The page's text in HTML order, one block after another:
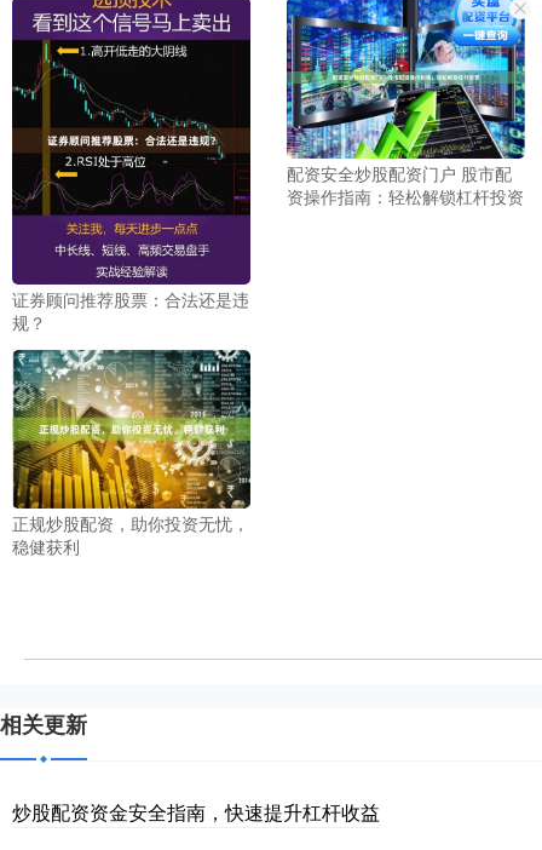
证券顾问推荐股票：合法还是违
规？
配资安全炒股配资门户 股市配
资操作指南：轻松解锁杠杆投资
正规炒股配资，助你投资无忧，
稳健获利
相关更新
炒股配资资金安全指南，快速提升杠杆收益